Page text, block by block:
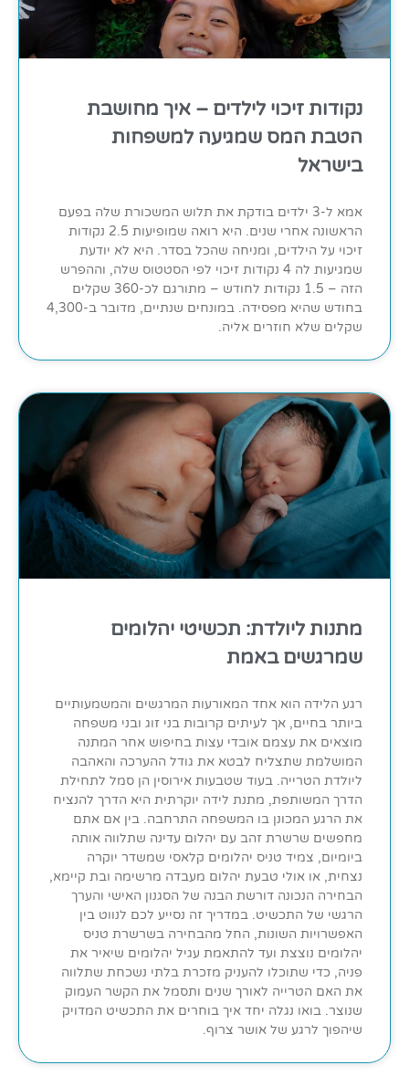
נקודות זיכוי לילדים – איך מחושבת
הטבת המס שמגיעה למשפחות
בישראל
אמא ל-3 ילדים בודקת את תלוש המשכורת שלה בפעם
הראשונה אחרי שנים. היא רואה שמופיעות 2.5 נקודות
זיכוי על הילדים, ומניחה שהכל בסדר. היא לא יודעת
שמגיעות לה 4 נקודות זיכוי לפי הסטטוס שלה, וההפרש
הזה – 1.5 נקודות לחודש – מתורגם לכ-360 שקלים
בחודש שהיא מפסידה. במונחים שנתיים, מדובר ב-4,300
שקלים שלא חוזרים אליה.
מתנות ליולדת: תכשיטי יהלומים
שמרגשים באמת
רגע הלידה הוא אחד המאורעות המרגשים והמשמעותיים
ביותר בחיים, אך לעיתים קרובות בני זוג ובני משפחה
מוצאים את עצמם אובדי עצות בחיפוש אחר המתנה
המושלמת שתצליח לבטא את גודל ההערכה והאהבה
ליולדת הטרייה. בעוד שטבעות אירוסין הן סמל לתחילת
הדרך המשותפת, מתנת לידה יוקרתית היא הדרך להנציח
את הרגע המכונן בו המשפחה התרחבה. בין אם אתם
מחפשים שרשרת זהב עם יהלום עדינה שתלווה אותה
ביומיום, צמיד טניס יהלומים קלאסי שמשדר יוקרה
נצחית, או אולי טבעת יהלום מעבדה מרשימה ובת קיימא,
הבחירה הנכונה דורשת הבנה של הסגנון האישי והערך
הרגשי של התכשיט. במדריך זה נסייע לכם לנווט בין
האפשרויות השונות, החל מהבחירה בשרשרת טניס
יהלומים נוצצת ועד להתאמת עגיל יהלומים שיאיר את
פניה, כדי שתוכלו להעניק מזכרת בלתי נשכחת שתלווה
את האם הטרייה לאורך שנים ותסמל את הקשר העמוק
שנוצר. בואו נגלה יחד איך בוחרים את התכשיט המדויק
שיהפוך לרגע של אושר צרוף.